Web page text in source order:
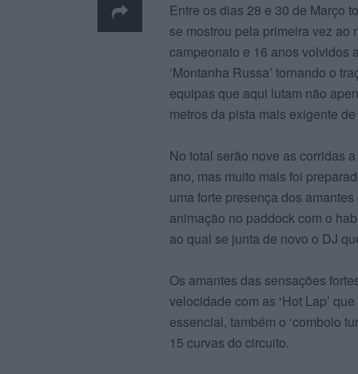
Entre os dias 28 e 30 de Março
se mostrou pela primeira vez ao
campeonato e 16 anos volvidos
‘Montanha Russa’ tornando o
equipas que aqui lutam não
metros da pista mais exigente
No total serão nove as corridas
ano, mas muito mais foi
uma forte presença dos
animação no paddock com o
ao qual se junta de novo o DJ
Os amantes das sensações
velocidade com as ‘Hot Lap’
essencial, também o ‘comboio
15 curvas do circuito.